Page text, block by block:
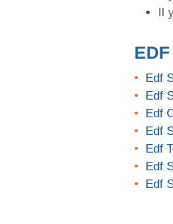
Il
EDF
Edf
Edf
Edf
Edf
Edf
Edf
Edf